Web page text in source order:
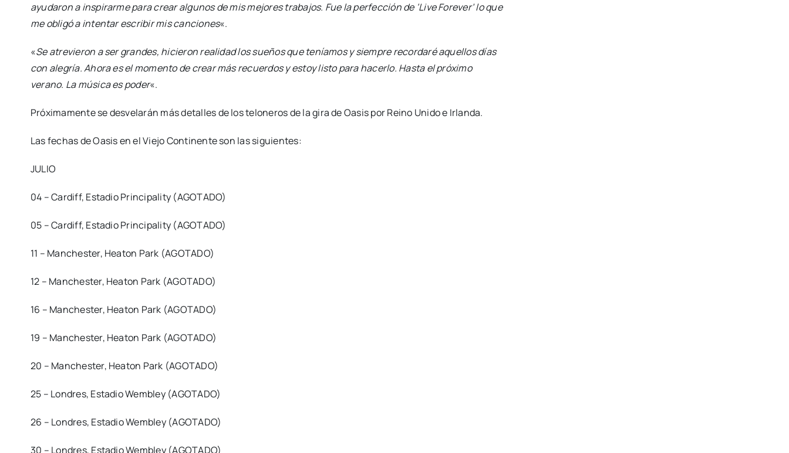
ayudaron a inspirarme para crear algunos de mis mejores trabajos. Fue la perfección de ‘Live Forever’ lo que
me obligó a intentar escribir mis canciones«.
«Se atrevieron a ser grandes, hicieron realidad los sueños que teníamos y siempre recordaré aquellos días
con alegría. Ahora es el momento de crear más recuerdos y estoy listo para hacerlo. Hasta el próximo
verano. La música es poder«.
Próximamente se desvelarán más detalles de los teloneros de la gira de Oasis por Reino Unido e Irlanda.
Las fechas de Oasis en el Viejo Continente son las siguientes:
JULIO
04 – Cardiff, Estadio Principality (AGOTADO)
05 – Cardiff, Estadio Principality (AGOTADO)
11 – Manchester, Heaton Park (AGOTADO)
12 – Manchester, Heaton Park (AGOTADO)
16 – Manchester, Heaton Park (AGOTADO)
19 – Manchester, Heaton Park (AGOTADO)
20 – Manchester, Heaton Park (AGOTADO)
25 – Londres, Estadio Wembley (AGOTADO)
26 – Londres, Estadio Wembley (AGOTADO)
30 – Londres, Estadio Wembley (AGOTADO)